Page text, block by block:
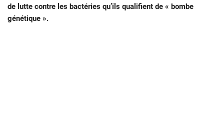
de lutte contre les bactéries qu’ils qualifient de « bombe
génétique ».